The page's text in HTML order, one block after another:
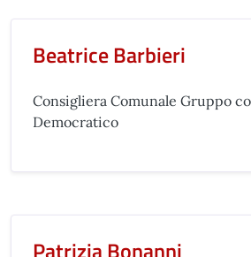
Beatrice Barbieri
Consigliera Comunale Gruppo
Democratico
Patrizia Bonanni